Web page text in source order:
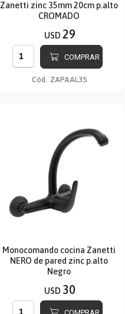
Zanetti zinc 35mm 20cm p.alto
CROMADO
USD 29
COMPRAR
Cód. ZAPAAL35
Monocomando cocina Zanetti
NERO de pared zinc p.alto
Negro
USD 30
COMPRAR